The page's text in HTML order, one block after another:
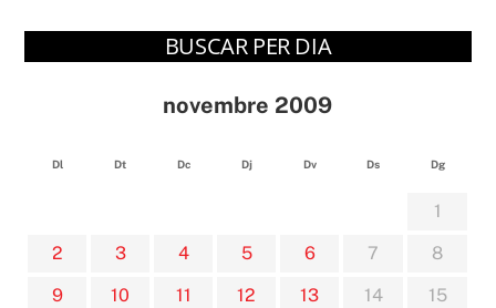
BUSCAR PER DIA
novembre 2009
Dl Dt Dc Dj Dv Ds Dg
1
2
3 4 5 6 7
8
9
10 11 12 13 14
15